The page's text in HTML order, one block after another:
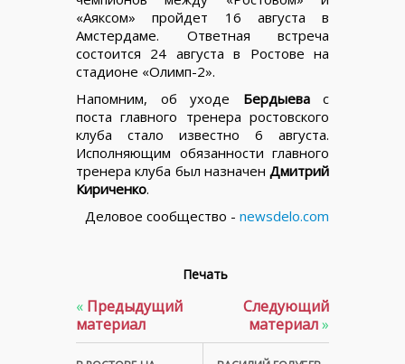
«Аяксом» пройдет 16 августа в
Амстердаме. Ответная встреча
состоится 24 августа в Ростове на
стадионе «Олимп-2».
Напомним, об уходе Бердыевас
поста главного тренера ростовского
клуба стало известно 6 августа.
Исполняющим обязанности главного
тренера клуба был назначен Дмитрий
Кириченко.
Деловое сообщество - newsdelo.com
Печать
« Предыдущий
материал
Следующий
материал»